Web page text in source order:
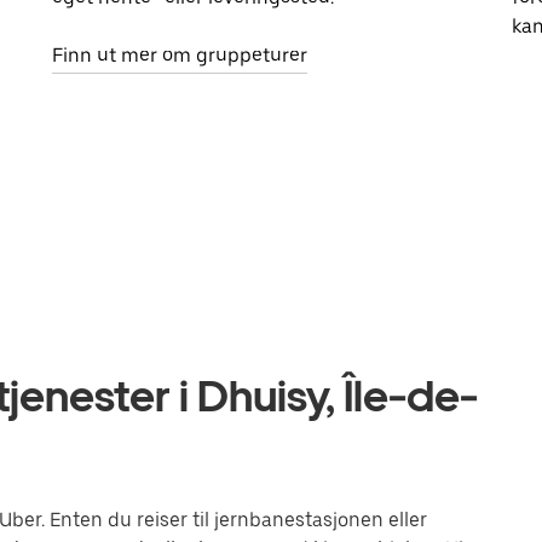
Finn ut mer om gruppeturer
i Dhuisy, Île-de-
Enten du reiser til jernbanestasjonen eller